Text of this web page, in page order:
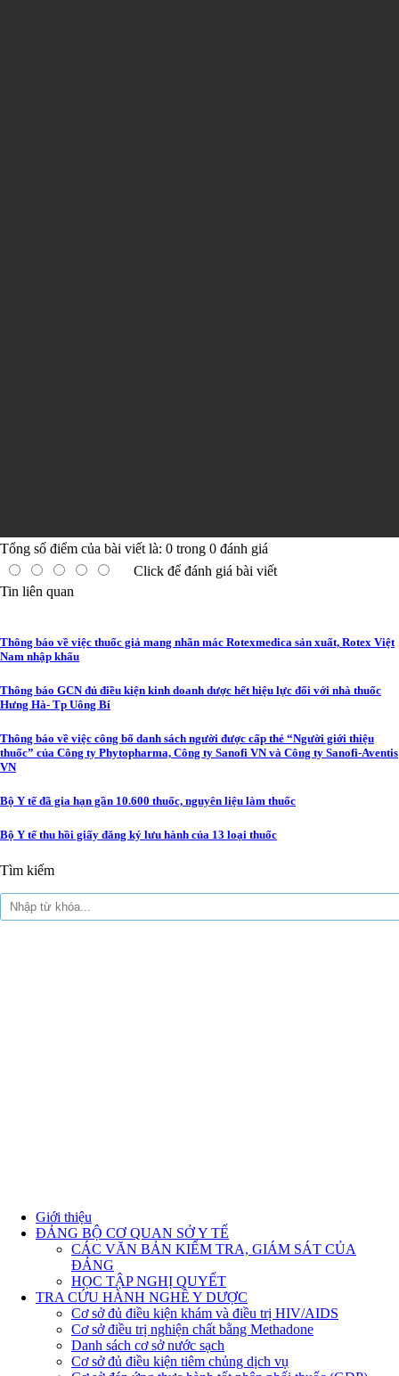
Tổng số điểm của bài viết là: 0 trong 0 đánh giá
Click để đánh giá bài viết
Tin liên quan
Thông báo về việc thuốc giả mang nhãn mác Rotexmedica sản xuất, Rotex Việt
Nam nhập khẩu
Thông báo GCN đủ điều kiện kinh doanh dược hết hiệu lực đối với nhà thuốc
Hưng Hà- Tp Uông Bí
Thông báo về việc công bố danh sách người được cấp thẻ “Người giới thiệu
thuốc” của Công ty Phytopharma, Công ty Sanofi VN và Công ty Sanofi-Aventis
VN
Bộ Y tế đã gia hạn gần 10.600 thuốc, nguyên liệu làm thuốc
Bộ Y tế thu hồi giấy đăng ký lưu hành của 13 loại thuốc
Tìm kiếm
Giới thiệu
ĐẢNG BỘ CƠ QUAN SỞ Y TẾ
CÁC VĂN BẢN KIỂM TRA, GIÁM SÁT CỦA
ĐẢNG
HỌC TẬP NGHỊ QUYẾT
TRA CỨU HÀNH NGHỀ Y DƯỢC
Cơ sở đủ điều kiện khám và điều trị HIV/AIDS
Cơ sở điều trị nghiện chất bằng Methadone
Danh sách cơ sở nước sạch
Cơ sở đủ điều kiện tiêm chủng dịch vụ